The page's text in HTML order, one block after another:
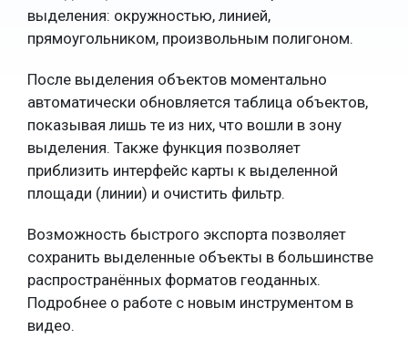
выделения: окружностью, линией,
прямоугольником, произвольным полигоном.
После выделения объектов моментально
автоматически обновляется таблица объектов,
показывая лишь те из них, что вошли в зону
выделения. Также функция позволяет
приблизить интерфейс карты к выделенной
площади (линии) и очистить фильтр.
Возможность быстрого экспорта позволяет
сохранить выделенные объекты в большинстве
распространённых форматов геоданных.
Подробнее о работе с новым инструментом в
видео.